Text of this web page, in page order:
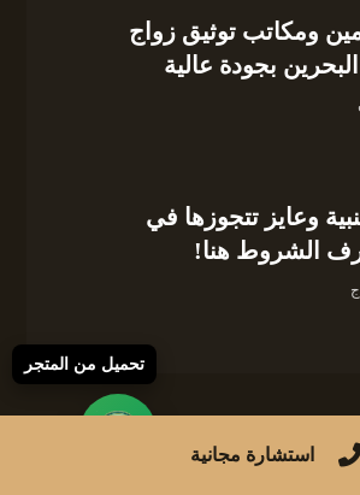
ومكاتب توثيق زواج
بجودة عالية
وعايز تتجوزها في
الشروط هنا!
استشارة مجانية
تحميل من المتجر